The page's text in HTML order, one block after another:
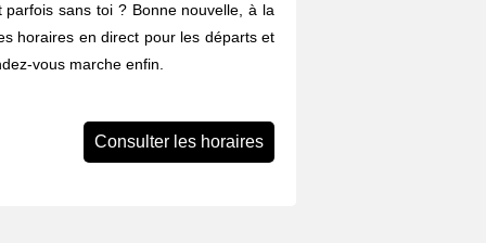
sans toi ? Bonne nouvelle, à la
horaires en direct pour les départs et
vous marche enfin.
Consulter les horaires